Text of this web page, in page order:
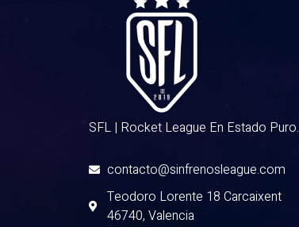
SFL | Rocket League En Estado Puro.
contacto@sinfrenosleague.com
Teodoro Lorente 18 Carcaixent
46740, Valencia